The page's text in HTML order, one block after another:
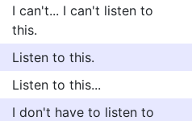
I can't... I can't listen to
this.
Listen to this.
Listen to this...
I don't have to listen to